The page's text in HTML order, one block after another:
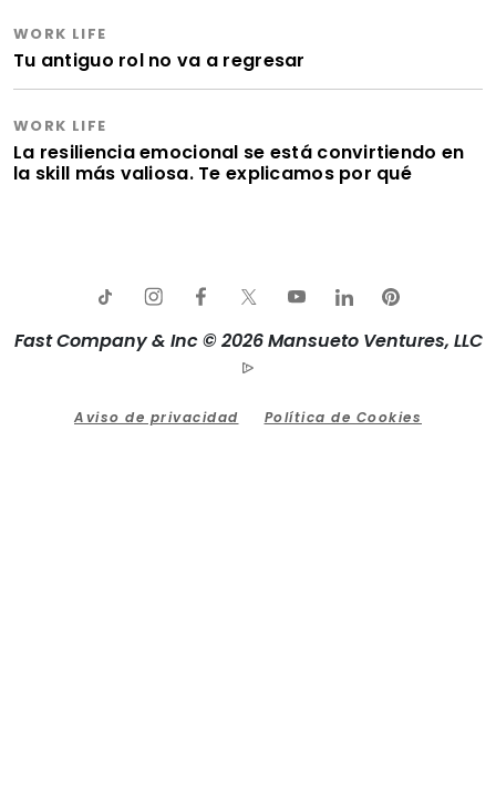
WORK LIFE
Tu antiguo rol no va a regresar
WORK LIFE
La resiliencia emocional se está convirtiendo en
la skill más valiosa. Te explicamos por qué
Fast Company & Inc © 2026 Mansueto Ventures, LLC
Aviso de privacidad Política de Cookies